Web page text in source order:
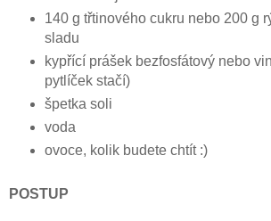
140 g třtinového cukru nebo 200 g
sladu
kypřící prášek bezfosfátový nebo
pytlíček stačí)
špetka soli
voda
ovoce, kolik budete chtít :)
POSTUP